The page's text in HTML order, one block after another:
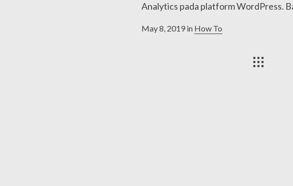
Analytics pada platform WordPress.
May 8, 2019 a
in How To